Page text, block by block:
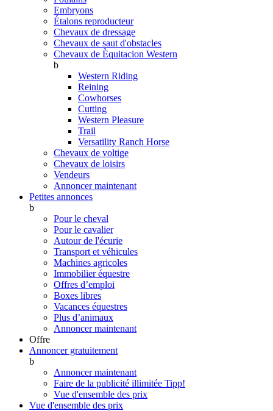
Embryons
Étalons reproducteur
Chevaux de dressage
Chevaux de saut d'obstacles
Chevaux de Èquitacion Western
b
Western Riding
Reining
Cowhorses
Cutting
Western Pleasure
Trail
Versatility Ranch Horse
Chevaux de voltige
Chevaux de loisirs
Vendeurs
Annoncer maintenant
Petites annonces
b
Pour le cheval
Pour le cavalier
Autour de l'écurie
Transport et véhicules
Machines agricoles
Immobilier équestre
Offres d’emploi
Boxes libres
Vacances équestres
Plus d’animaux
Annoncer maintenant
Offre
Annoncer gratuitement
b
Annoncer maintenant
Faire de la publicité illimitée Tipp!
Vue d'ensemble des prix
Vue d'ensemble des prix